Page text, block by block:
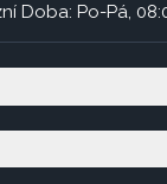
Doba: Po-Pá,